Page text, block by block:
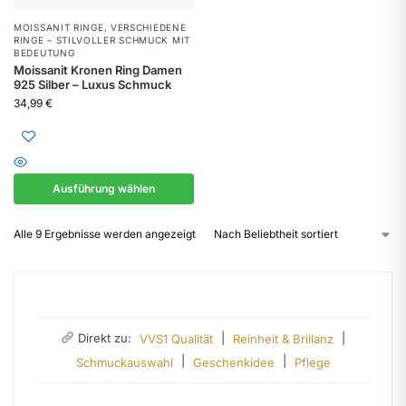
MOISSANIT RINGE, VERSCHIEDENE
RINGE – STILVOLLER SCHMUCK MIT
BEDEUTUNG
Moissanit Kronen Ring Damen
925 Silber – Luxus Schmuck
34,99 €
Ausführung wählen
Alle 9 Ergebnisse werden angezeigt
Direkt zu: VVS1 Qualität Reinheit & Brillanz
Schmuckauswahl
Geschenkidee Pflege